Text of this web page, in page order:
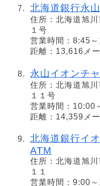
北海道銀行永
住所：北海道旭
１号
営業時間：8:45
距離：13,616メ
永山イオンチ
住所：北海道旭
１１号
営業時間：10:00
距離：14,359メ
北海道銀行イ
ATM
住所：北海道旭
１１
営業時間：9:00